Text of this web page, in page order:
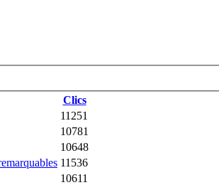
Clics
11251
10781
10648
11536
10611